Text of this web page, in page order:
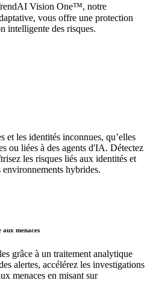
Vision One™, notre
vous offre une protection
intelligente des risques.
et les identités inconnues, qu’elles
ou liées à des agents d'IA. Détectez
les risques liés aux identités et
hybrides.
aux menaces
grâce à un traitement analytique
alertes, accélérez les investigations
menaces en misant sur